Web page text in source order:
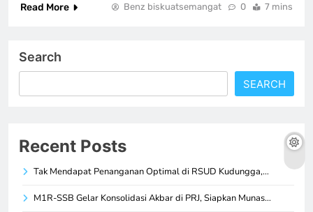
Read More
Benz biskuatsemangat 0 7 mins
Search
SEARCH
Recent Posts
Tak Mendapat Penanganan Optimal di RSUD Kudungga,…
M1R-SSB Gelar Konsolidasi Akbar di PRJ, Siapkan Munas…